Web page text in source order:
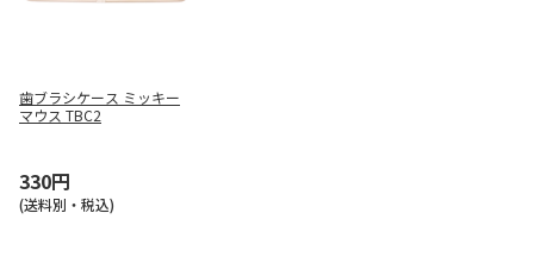
歯ブラシケース ミッキー
マウス TBC2
330円
(送料別・税込)